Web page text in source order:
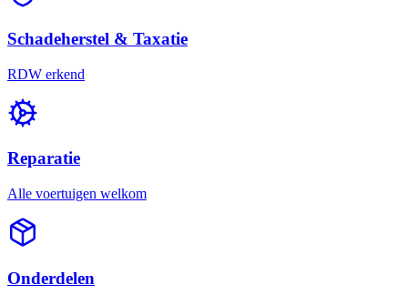
Schadeherstel & Taxatie
RDW erkend
Reparatie
Alle voertuigen welkom
Onderdelen